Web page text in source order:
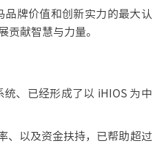
牌价值和创新实力的最大认
贡献智慧与力量。
、已经形成了以 iHIOS 为中
、以及资金扶持，已帮助超过